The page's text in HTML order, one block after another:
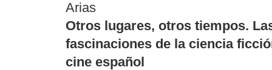
Arias
Otros lugares, otros tiempos.
fascinaciones de la ciencia
cine español